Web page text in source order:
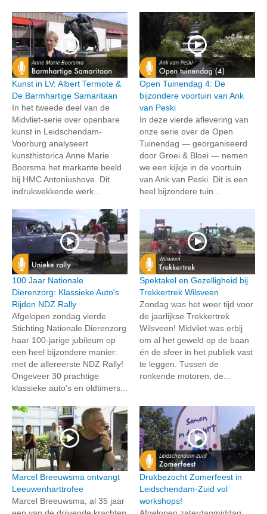
Kunst in LV: Albert Termote &
De Barmhartige Samaritaan
In het tweede deel van de
Midvliet-serie over openbare
kunst in Leidschendam-
Voorburg analyseert
kunsthistorica Anne Marie
Boorsma het markante beeld
bij HMC Antoniushove. Dit
indrukwekkende werk...
Open Tuinendag 4: De
bijzondere voortuin van Ank
van Peski
In deze vierde aflevering van
onze serie over de Open
Tuinendag — georganiseerd
door Groei & Bloei — nemen
we een kijkje in de voortuin
van Ank van Peski. Dit is een
heel bijzondere tuin...
100 Jaar Nationale
Dierenzorg: Klassieke Auto's
Rijden NDZ Rally
Afgelopen zondag vierde
Stichting Nationale Dierenzorg
haar 100-jarige jubileum op
een heel bijzondere manier:
met de allereerste NDZ Rally!
Ongeveer 30 prachtige
klassieke auto's en oldtimers...
Spektakel en Gezelligheid bij
Trekkertrek Wilsveen
Zondag was het weer tijd voor
de jaarlijkse Trekkertrek
Wilsveen! Midvliet was erbij
om al het geweld op de baan
én de sfeer in het publiek vast
te leggen. Tussen de
ronkende motoren, de...
Marcel Breeuwsma ontvangt
Leeuwenharttrofee
Marcel Breeuwsma, al 35 jaar
Drukbezocht Zomerfeest in
Leidschendam-Zuid vol
workshops!